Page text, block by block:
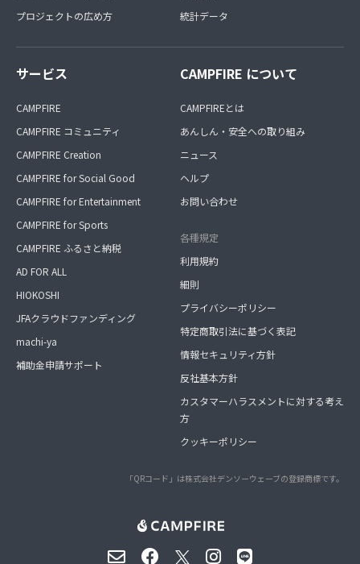
プロジェクトの広め方
統計データ
サービス
CAMPFIRE
CAMPFIRE コミュニティ
CAMPFIRE Creation
CAMPFIRE for Social Good
CAMPFIRE for Entertainment
CAMPFIRE for Sports
CAMPFIRE ふるさと納税
AD FOR ALL
HIOKOSHI
JFAクラウドファンディング
machi-ya
補助金申請サポート
CAMPFIRE について
CAMPFIREとは
あんしん・安全への取り組み
ニュース
ヘルプ
お問い合わせ
各種規定
利用規約
細則
プライバシーポリシー
特定商取引法に基づく表記
情報セキュリティ方針
反社基本方針
カスタマーハラスメントに対する考え
方
クッキーポリシー
「QRコード」は株式会社デンソーウェーブの登録商標です。